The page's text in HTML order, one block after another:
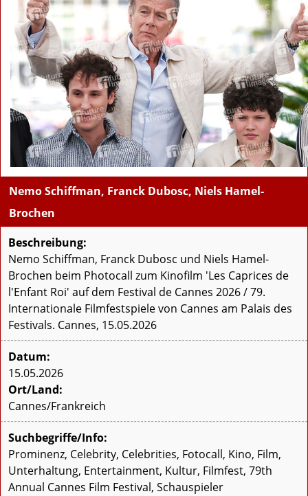
Nemo Schiffman, Franck Dubosc, Niels Hamel-
Brochen
Beschreibung:
Nemo Schiffman, Franck Dubosc und Niels Hamel-
Brochen beim Photocall zum Kinofilm 'Les Caprices de
l'Enfant Roi' auf dem Festival de Cannes 2026 / 79.
Internationale Filmfestspiele von Cannes am Palais des
Festivals. Cannes, 15.05.2026
Datum:
15.05.2026
Ort/Land:
Cannes/Frankreich
Suchbegriffe/Info:
Prominenz, Celebrity, Celebrities, Fotocall, Kino, Film,
Unterhaltung, Entertainment, Kultur, Filmfest, 79th
Annual Cannes Film Festival, Schauspieler